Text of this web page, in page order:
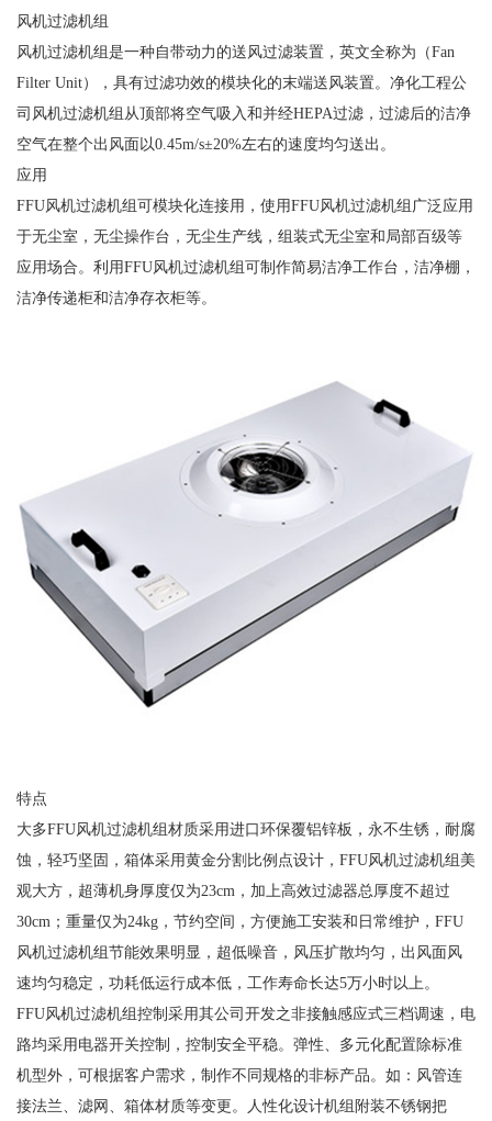
风机过滤机组
风机过滤机组是一种自带动力的送风过滤装置，英文全称为（Fan
Filter Unit），具有过滤功效的模块化的末端送风装置。净化工程公
司风机过滤机组从顶部将空气吸入和并经HEPA过滤，过滤后的洁净
空气在整个出风面以0.45m/s±20%左右的速度均匀送出。
应用
FFU风机过滤机组可模块化连接用，使用FFU风机过滤机组广泛应用
于无尘室，无尘操作台，无尘生产线，组装式无尘室和局部百级等
应用场合。利用FFU风机过滤机组可制作简易洁净工作台，洁净棚，
洁净传递柜和洁净存衣柜等。
特点
大多FFU风机过滤机组材质采用进口环保覆铝锌板，永不生锈，耐腐
蚀，轻巧坚固，箱体采用黄金分割比例点设计，FFU风机过滤机组美
观大方，超薄机身厚度仅为23cm，加上高效过滤器总厚度不超过
30cm；重量仅为24kg，节约空间，方便施工安装和日常维护，FFU
风机过滤机组节能效果明显，超低噪音，风压扩散均匀，出风面风
速均匀稳定，功耗低运行成本低，工作寿命长达5万小时以上。
FFU风机过滤机组控制采用其公司开发之非接触感应式三档调速，电
路均采用电器开关控制，控制安全平稳。弹性、多元化配置除标准
机型外，可根据客户需求，制作不同规格的非标产品。如：风管连
接法兰、滤网、箱体材质等变更。人性化设计机组附装不锈钢把